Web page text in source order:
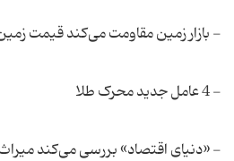
- بازار زمین مقاومت می‌کند قیمت
- 4 عامل جدید محرک طلا
- «دنیای اقتصاد» بررسی می‌کند میراث